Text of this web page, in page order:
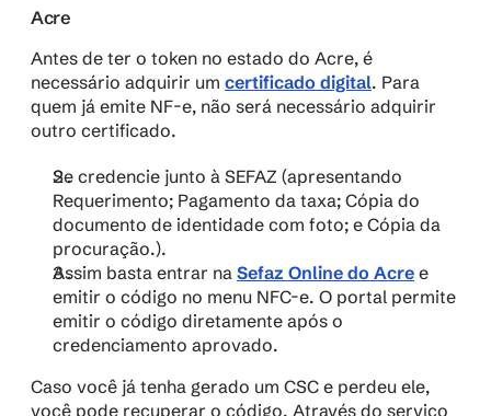
Acre
Antes de ter o token no estado do Acre, é
necessário adquirir um certificado digital. Para
quem já emite NF-e, não será necessário adquirir
outro certificado.
Se credencie junto à SEFAZ (apresentando
Requerimento; Pagamento da taxa; Cópia do
documento de identidade com foto; e Cópia da
procuração.).
Assim basta entrar na Sefaz Online do Acre e
emitir o código no menu NFC-e. O portal permite
emitir o código diretamente após o
credenciamento aprovado.
Caso você já tenha gerado um CSC e perdeu ele,
você pode recuperar o código. Através do serviço